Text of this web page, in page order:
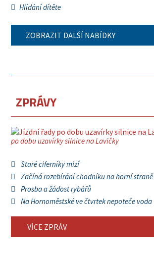
Hlídání dítěte
ZOBRAZIT DALŠÍ NABÍDKY
ZPRÁVY
po dobu uzavírky silnice na Lavičky
Staré ciferníky mizí
Začíná rozebírání chodníku na horní straně
Prosba a žádost rybářů
Na Hornoměstské ve čtvrtek nepoteče voda
VÍCE ZPRÁV